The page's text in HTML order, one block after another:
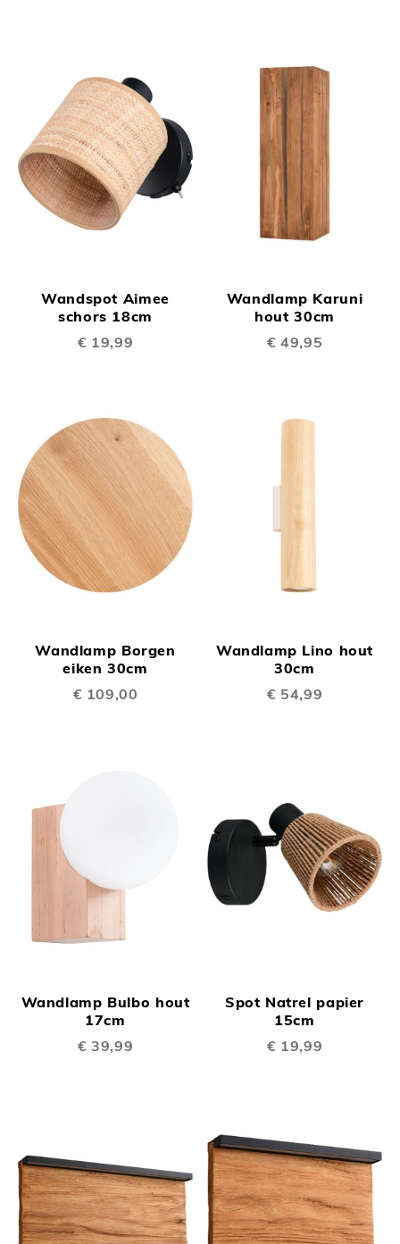
Wandspot Aimee
schors 18cm
€ 19,99
Wandlamp Karuni
hout 30cm
€ 49,95
Wandlamp Borgen
eiken 30cm
€ 109,00
Wandlamp Lino hout
30cm
€ 54,99
Wandlamp Bulbo hout
17cm
€ 39,99
Spot Natrel papier
15cm
€ 19,99